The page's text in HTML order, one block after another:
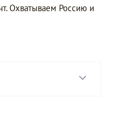
Охватываем Россию и